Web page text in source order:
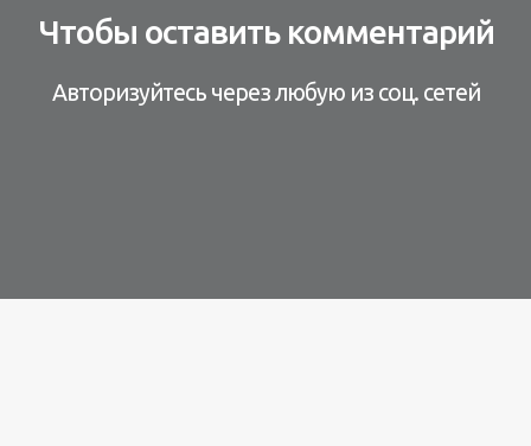
Чтобы оставить комментарий
Авторизуйтесь через любую из соц. сетей